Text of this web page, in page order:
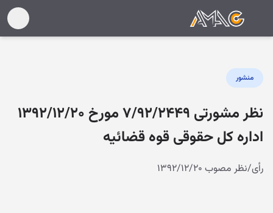
منشور
نظر مشورتی ۷/۹۲/۲۴۴۹ مورخ ۱۳۹۲/۱۲/۲۰
اداره کل حقوقی قوه قضائیه
رأی/نظر مصوب ۱۳۹۲/۱۲/۲۰